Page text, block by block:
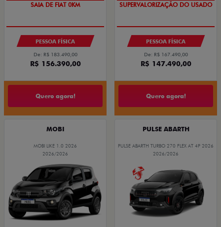
PREÇO IMPERDÍVEL
PESSOA FÍSICA
De: R$ 183.490,00
R$ 156.390,00
Quero agora!
COM USADO NA TROCA
PESSOA FÍSICA
De: R$ 167.490,00
R$ 147.490,00
Quero agora!
MOBI
MOBI LIKE 1.0 2026
2026/2026
PULSE ABARTH
PULSE ABARTH TURBO 270 FLEX AT 4P 2026
2026/2026